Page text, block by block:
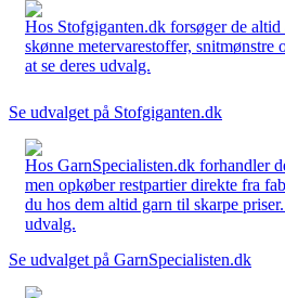
Hos Stofgiganten.dk forsøger de
skønne metervarestoffer,
at se deres udvalg.
Se udvalget på Stofgiganten.dk
Hos GarnSpecialisten.dk forhandler
men opkøber restpartier direkte fra
du hos dem altid garn til skarpe
udvalg.
Se udvalget på GarnSpecialisten.dk